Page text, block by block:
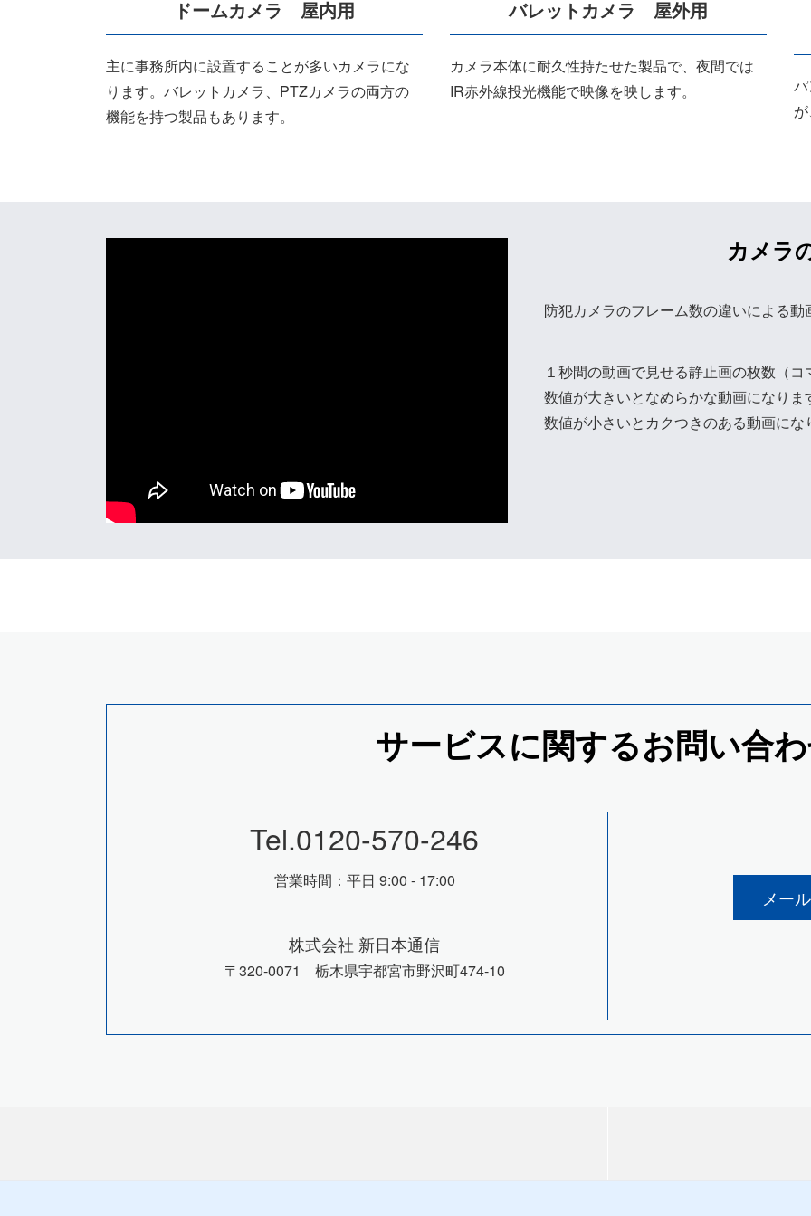
ドームカメラ 屋内用
主に事務所内に設置することが多いカメラにな
ります。バレットカメラ、PTZカメラの両方の
機能を持つ製品もあります。
バレットカメラ 屋外用
カメラ本体に耐久性持たせた製品で、夜間では
IR赤外線投光機能で映像を映します。
カメラ
防犯カメラのフレーム数の違いによる動
１秒間の動画で見せる静止画の枚数（
数値が大きいとなめらかな動画になりま
数値が小さいとカクつきのある動画にな
サービスに関するお問い合
Tel.0120-570-246
営業時間：平日 9:00 - 17:00
株式会社 新日本通信
〒320-0071 栃木県宇都宮市野沢町474-10
メー